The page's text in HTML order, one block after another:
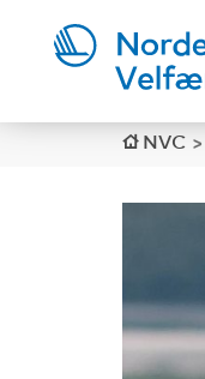
NVC >